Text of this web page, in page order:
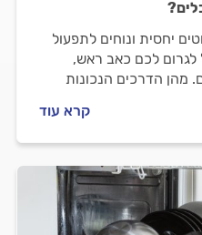
יחסית ונוחים לתפעול
לגרום לכם כאב ראש,
מהן הדרכים הנכונות
קרא עוד